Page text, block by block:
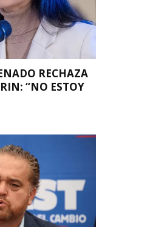
RECHAZA
“NO ESTOY